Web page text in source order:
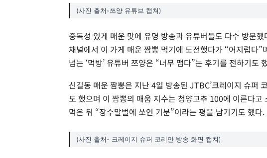
(사진 출처-쯔양 유튜브 캡쳐)
중독성 있게 매운 맛에 유명 방송과 유튜버들도 다수 방문
채널에서 이 가게 매운 짬뽕 먹기에 도전했다가 “어지럽다
넘는 ‘먹방’ 유튜버 쯔양은 “너무 맵다”는 후기를 전하기도
신길동 매운 짬뽕은 지난 4일 방송된 JTBC’크레이지 슈퍼
도 했으며 이 짬뽕의 매움 지수는 청양고추 100에 이른다
먹은 뒤 “장수말벌에 쏘인 기분”이라는 평을 남기기도 했다.
(사진 출처- 크레이지 슈퍼 코리안 방송 화면 캡쳐)